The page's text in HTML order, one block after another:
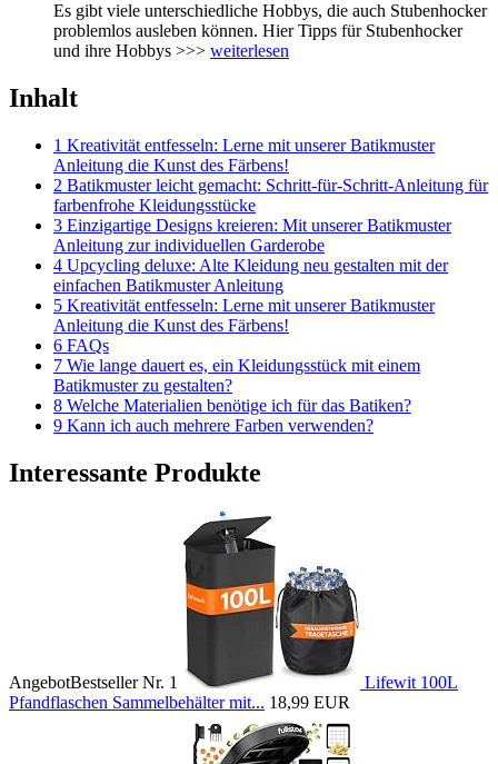
Es gibt viele unterschiedliche Hobbys, die auch Stubenhocker
problemlos ausleben können. Hier Tipps für Stubenhocker
und ihre Hobbys >>> weiterlesen
Inhalt
1 Kreativität entfesseln: Lerne mit unserer Batikmuster
Anleitung die Kunst des Färbens!
2 Batikmuster leicht gemacht: Schritt-für-Schritt-Anleitung für
farbenfrohe Kleidungsstücke
3 Einzigartige Designs kreieren: Mit unserer Batikmuster
Anleitung zur individuellen Garderobe
4 Upcycling deluxe: Alte Kleidung neu gestalten mit der
einfachen Batikmuster Anleitung
5 Kreativität entfesseln: Lerne mit unserer Batikmuster
Anleitung die Kunst des Färbens!
6 FAQs
7 Wie lange dauert es, ein Kleidungsstück mit einem
Batikmuster zu gestalten?
8 Welche Materialien benötige ich für das Batiken?
9 Kann ich auch mehrere Farben verwenden?
Interessante Produkte
AngebotBestseller Nr. 1
Lifewit 100L
Pfandflaschen Sammelbehälter mit... 18,99 EUR